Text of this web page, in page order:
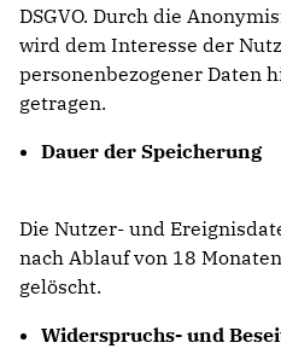
DSGVO. Durch die
wird dem Interesse der
personenbezogener Daten
getragen.
Dauer der Speicherung
Die Nutzer- und
nach Ablauf von 18
gelöscht.
Widerspruchs- und